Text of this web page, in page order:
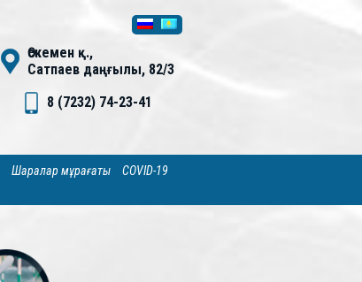
Өскемен қ.,
Сатпаев даңғылы, 82/3
8 (7232) 74-23-41
Шаралар мұрағаты
COVID-19